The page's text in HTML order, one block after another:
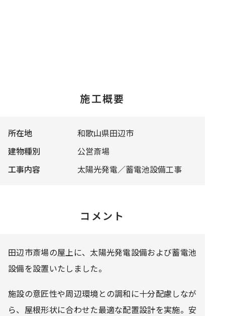
施工概要
所在地
和歌山県田辺市
建物種別
公営斎場
工事内容
太陽光発電／蓄電池設備工事
コメント
田辺市斎場の屋上に、太陽光発電設備および蓄電池
設備を設置いたしました。
施設の意匠性や周辺環境との調和に十分配慮しなが
ら、屋根形状に合わせた最適な配置設計を実施。安